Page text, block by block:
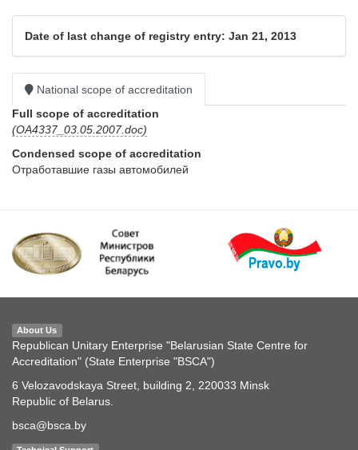
Date of last change of registry entry: Jan 21, 2013
National scope of accreditation
Full scope of accreditation
(ОА4337_03.05.2007.doc)
Condensed scope of accreditation
Отработавшие газы автомобилей
About Us
Republican Unitary Enterprise "Belarusian State Centre for
Accreditation" (State Enterprise "BSCA")
6 Velozavodskaya Street, building 2, 220033 Minsk
Republic of Belarus.
bsca@bsca.by